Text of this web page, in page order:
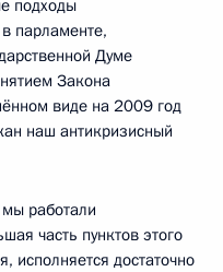
подходы
парламенте,
Думе
Закона
виде на 2009 год
наш антикризисный
работали
часть пунктов этого
исполняется достаточно